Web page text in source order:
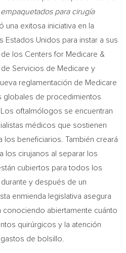
para cirugía
una exitosa iniciativa en la
Estados Unidos para instar a sus
los Centers for Medicare &
Servicios de Medicare y
reglamentación de Medicare
globales de procedimientos
oftalmólogos se encuentran
médicos que sostienen
los beneficiarios. También creará
los cirujanos al separar los
cubiertos para todos los
y después de un
enmienda legislativa asegura
conociendo abiertamente cuánto
quirúrgicos y la atención
de bolsillo.